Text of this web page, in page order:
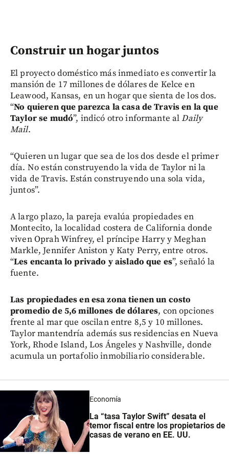
Construir un hogar juntos
El proyecto doméstico más inmediato es convertir la
mansión de 17 millones de dólares de Kelce en
Leawood, Kansas, en un hogar que sienta de los dos.
“No quieren que parezca la casa de Travis en la que
Taylor se mudó”, indicó otro informante alDaily
Mail.
“Quieren un lugar que sea de los dos desde el primer
día. No están construyendo la vida de Taylor ni la
vida de Travis. Están construyendo una sola vida,
juntos”.
A largo plazo, la pareja evalúa propiedades en
Montecito, la localidad costera de California donde
viven Oprah Winfrey, el príncipe Harry y Meghan
Markle, Jennifer Aniston y Katy Perry, entre otros.
“Les encanta lo privado y aislado que es”, señaló la
fuente.
Las propiedades en esa zona tienen un costo
promedio de 5,6 millones de dólares, con opciones
frente al mar que oscilan entre 8,5 y 10 millones.
Taylor mantendría además sus residencias en Nueva
York, Rhode Island, Los Ángeles y Nashville, donde
acumula un portafolio inmobiliario considerable.
Economía
La “tasa Taylor Swift” desata el
temor fiscal entre los propietarios de
casas de verano en EE. UU.